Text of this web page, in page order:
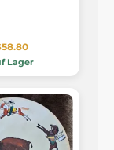
Lager